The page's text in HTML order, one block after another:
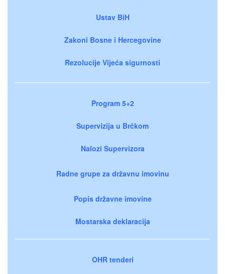
Ustav BiH
Zakoni Bosne i Hercegovine
Rezolucije Vijeća sigurnosti
Program 5+2
Supervizija u Brčkom
Nalozi Supervizora
Radne grupe za državnu imovinu
Popis državne imovine
Mostarska deklaracija
OHR tenderi